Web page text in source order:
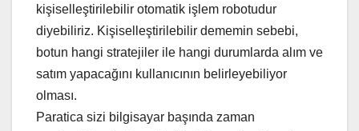
kişiselleştirilebilir otomatik işlem robotudur
diyebiliriz. Kişiselleştirilebilir dememin sebebi,
botun hangi stratejiler ile hangi durumlarda alım ve
satım yapacağını kullanıcının belirleyebiliyor
olması.
Paratica sizi bilgisayar başında zaman